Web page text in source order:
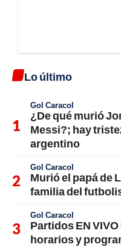
Lo último
Gol Caracol
¿De qué murió
Messi?; hay
argentino
Gol Caracol
Murió el papá de
familia del
Gol Caracol
Partidos EN
horarios y